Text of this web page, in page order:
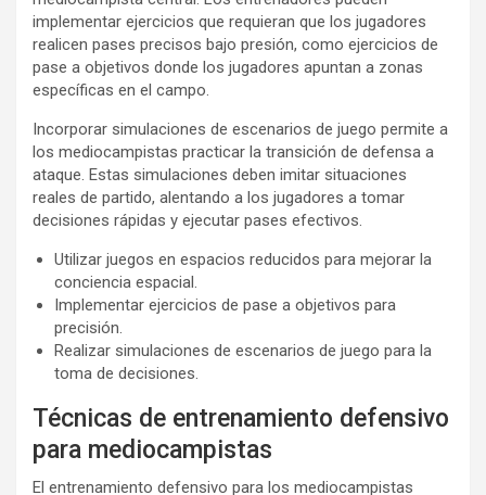
implementar ejercicios que requieran que los jugadores
realicen pases precisos bajo presión, como ejercicios de
pase a objetivos donde los jugadores apuntan a zonas
específicas en el campo.
Incorporar simulaciones de escenarios de juego permite a
los mediocampistas practicar la transición de defensa a
ataque. Estas simulaciones deben imitar situaciones
reales de partido, alentando a los jugadores a tomar
decisiones rápidas y ejecutar pases efectivos.
Utilizar juegos en espacios reducidos para mejorar la
conciencia espacial.
Implementar ejercicios de pase a objetivos para
precisión.
Realizar simulaciones de escenarios de juego para la
toma de decisiones.
Técnicas de entrenamiento defensivo
para mediocampistas
El entrenamiento defensivo para los mediocampistas